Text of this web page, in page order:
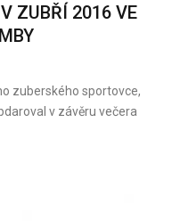
ZUBŘÍ 2016 VE
zuberského sportovce,
v závěru večera